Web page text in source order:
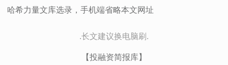
哈希力量文库选录，手机端省略本文网址
.长文建议换电脑刷.
【投融资简报库】